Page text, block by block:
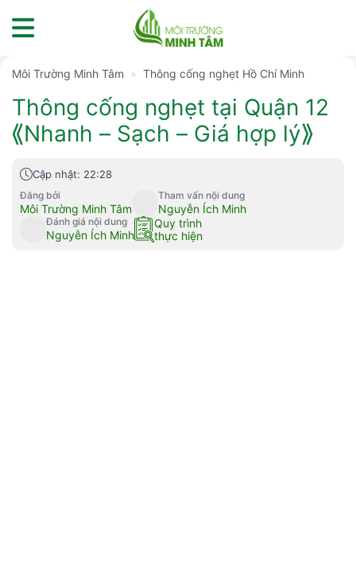
to
Môi Trường Minh Tâm » Thông cống nghẹt Hồ Chí Minh
Thông cống nghẹt tại Quận 12
⟪Nhanh – Sạch – Giá hợp lý⟫
Cập nhật: 22:28
Đăng bởi
Môi Trường Minh Tâm
Tham vấn nội dung
Nguyễn Ích Minh
Đánh giá nội dung
Nguyễn Ích Minh
Quy trình
thực hiện